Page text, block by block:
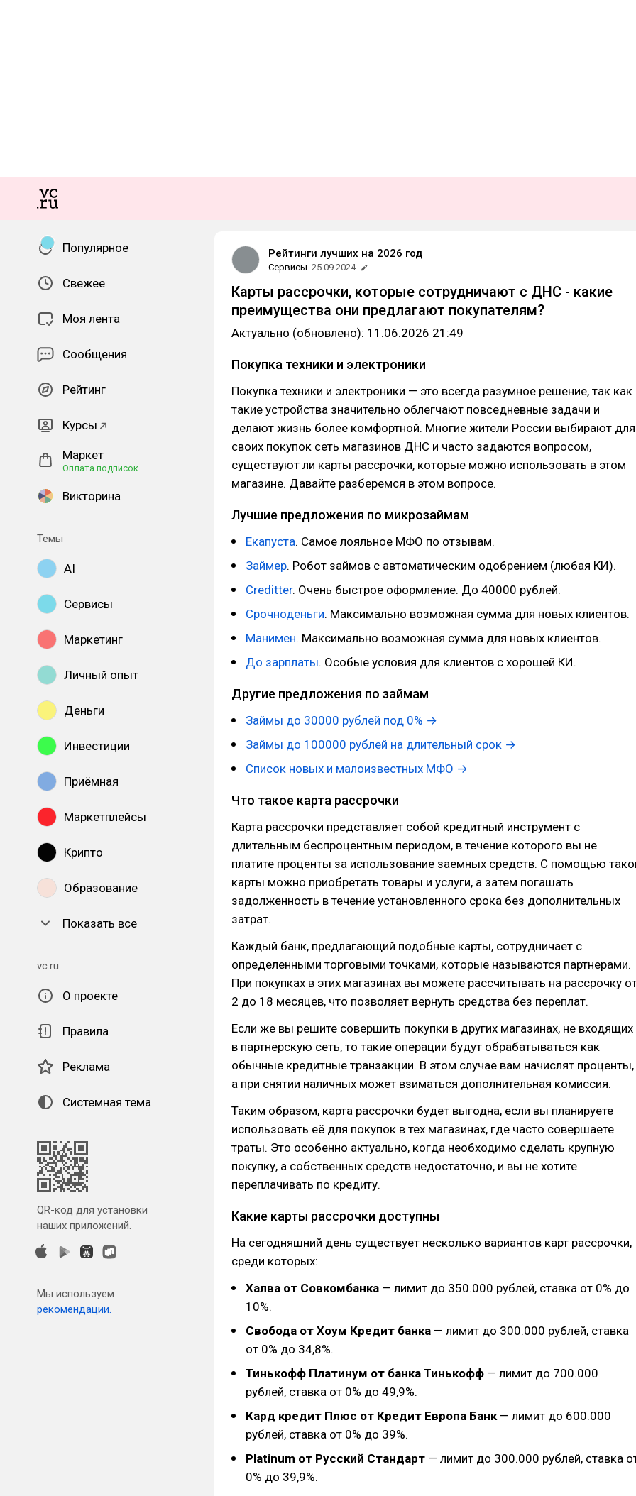
Популярное
Свежее
Моя лента
Сообщения
Рейтинг
Курсы
Маркет
Оплата подписок
Викторина
Темы
AI
Сервисы
Маркетинг
Личный опыт
Деньги
Инвестиции
Приёмная
Маркетплейсы
Крипто
Образование
Показать все
vc.ru
О проекте
Правила
Реклама
Системная тема
QR-код для установки
наших приложений.
Мы используем
рекомендации.
Рейтинги лучших на 2026 год
Сервисы 25.09.2024
Карты рассрочки, которые сотрудничают с ДНС - какие
преимущества они предлагают покупателям?
Актуально (обновлено): 11.06.2026 21:49
Покупка техники и электроники
Покупка техники и электроники — это всегда разумное решение, так как
такие устройства значительно облегчают повседневные задачи и
делают жизнь более комфортной. Многие жители России выбирают для
своих покупок сеть магазинов ДНС и часто задаются вопросом,
существуют ли карты рассрочки, которые можно использовать в этом
магазине. Давайте разберемся в этом вопросе.
Лучшие предложения по микрозаймам
Екапуста. Самое лояльное МФО по отзывам.
Займер. Робот займов с автоматическим одобрением (любая КИ).
Creditter. Очень быстрое оформление. До 40000 рублей.
Срочноденьги. Максимально возможная сумма для новых клиентов.
Манимен. Максимально возможная сумма для новых клиентов.
До зaрплaты. Особые условия для клиентов с хорошей КИ.
Другие предложения по займам
Займы до 30000 рублей под 0% →
Займы до 100000 рублей на длительный срок →
Список новых и малоизвестных МФО →
Что такое карта рассрочки
Карта рассрочки представляет собой кредитный инструмент с
длительным беспроцентным периодом, в течение которого вы не
платите проценты за использование заемных средств. С помощью
карты можно приобретать товары и услуги, а затем погашать
задолженность в течение установленного срока без дополнительных
затрат.
Каждый банк, предлагающий подобные карты, сотрудничает с
определенными торговыми точками, которые называются партнерами.
При покупках в этих магазинах вы можете рассчитывать на рассрочку
2 до 18 месяцев, что позволяет вернуть средства без переплат.
Если же вы решите совершить покупки в других магазинах, не входящих
в партнерскую сеть, то такие операции будут обрабатываться как
обычные кредитные транзакции. В этом случае вам начислят проценты,
а при снятии наличных может взиматься дополнительная комиссия.
Таким образом, карта рассрочки будет выгодна, если вы планируете
использовать её для покупок в тех магазинах, где часто совершаете
траты. Это особенно актуально, когда необходимо сделать крупную
покупку, а собственных средств недостаточно, и вы не хотите
переплачивать по кредиту.
Какие карты рассрочки доступны
На сегодняшний день существует несколько вариантов карт рассрочки,
среди которых:
Халва от Совкомбанка — лимит до 350.000 рублей, ставка от 0% до
10%.
Свобода от Хоум Кредит банка — лимит до 300.000 рублей, ставка
от 0% до 34,8%.
Тинькофф Платинум от банка Тинькофф — лимит до 700.000
рублей, ставка от 0% до 49,9%.
Кард кредит Плюс от Кредит Европа Банк— лимит до 600.000
рублей, ставка от 0% до 39%.
Platinum от Русский Стандарт — лимит до 300.000 рублей, ставка
0% до 39,9%.